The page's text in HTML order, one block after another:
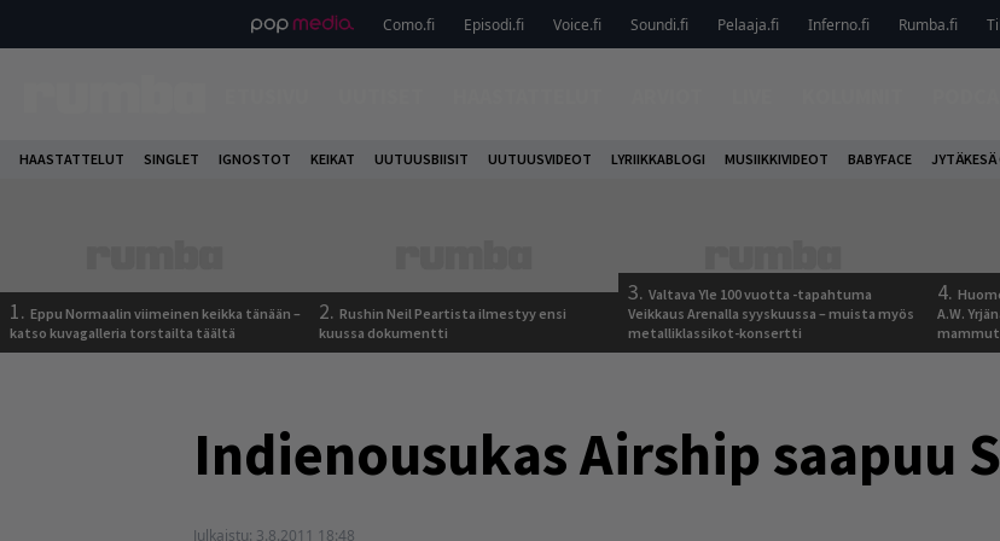
Como.fi Episodi.fi Voice.fi Soundi.fi Pelaaja.fi Inferno.fi Rumba.fi
HAASTATTELUT SINGLET IGNOSTOT KEIKAT UUTUUSBIISIT UUTUUSVIDEOT LYRIIKKABLOGI MUSIIKKIVIDEOT BABYFACE JYTÄKESÄ
1. Eppu Normaalin viimeinen keikka tänään –
katso kuvagalleria torstailta täältä
2. Rushin Neil Peartista ilmestyy ensi
kuussa dokumentti
3. Valtava Yle 100 vuotta -tapahtuma
Veikkaus Arenalla syyskuussa – muista myös
metalliklassikot-konsertti
4.
A.W.
Indienousukas Airship saapuu
Julkaistu: 3.8.2011 18:48